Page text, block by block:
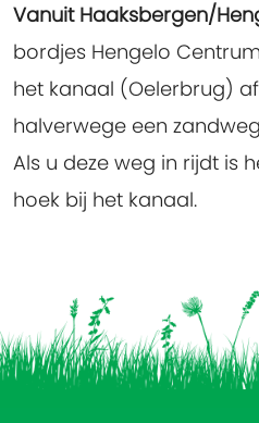
Vanuit Haaksbergen/
bordjes Hengelo
het kanaal (Oelerbrug)
halverwege een
Als u deze weg in rijdt is
hoek bij het kanaal.